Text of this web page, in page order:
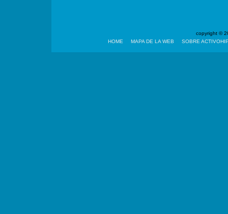
copyright ©
HOME
MAPA DE LA WEB SOBRE